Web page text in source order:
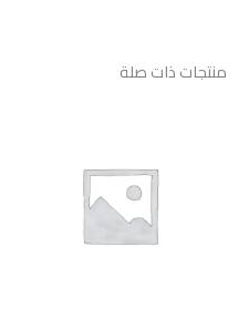
منتجات ذات صلة